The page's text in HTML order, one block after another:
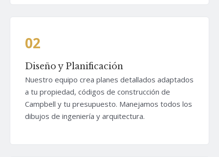
02
Diseño y Planificación
Nuestro equipo crea planes detallados adaptados
a tu propiedad, códigos de construcción de
Campbell y tu presupuesto. Manejamos todos los
dibujos de ingeniería y arquitectura.